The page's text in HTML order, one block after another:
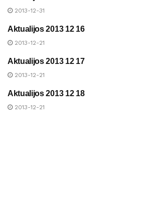
2013-12-31
UAB „ANYKŠČIŲ ŠILUMA“
Aktualijos 2013 12 16
2013-12-21
UAB „ANYKŠČIŲ ŠILUMA“
Aktualijos 2013 12 17
2013-12-21
UAB „ANYKŠČIŲ ŠILUMA“
Aktualijos 2013 12 18
2013-12-21